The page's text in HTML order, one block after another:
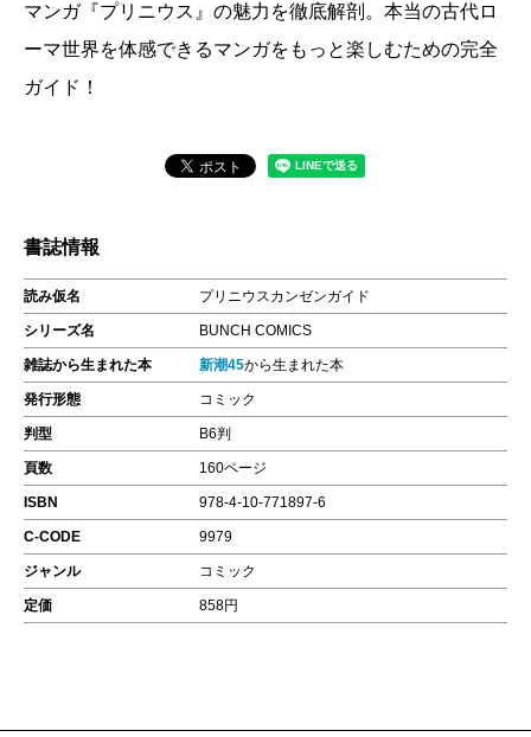
マンガ『プリニウス』の魅力を徹底解剖。本当の古代ロ
ーマ世界を体感できるマンガをもっと楽しむための完全
ガイド！
書誌情報
読み仮名 プリニウスカンゼンガイド
シリーズ名 BUNCH COMICS
雑誌から生まれた本 新潮45から生まれた本
発行形態 コミック
判型 B6判
頁数 160ページ
ISBN 978-4-10-771897-6
C-CODE 9979
ジャンル コミック
定価 858円